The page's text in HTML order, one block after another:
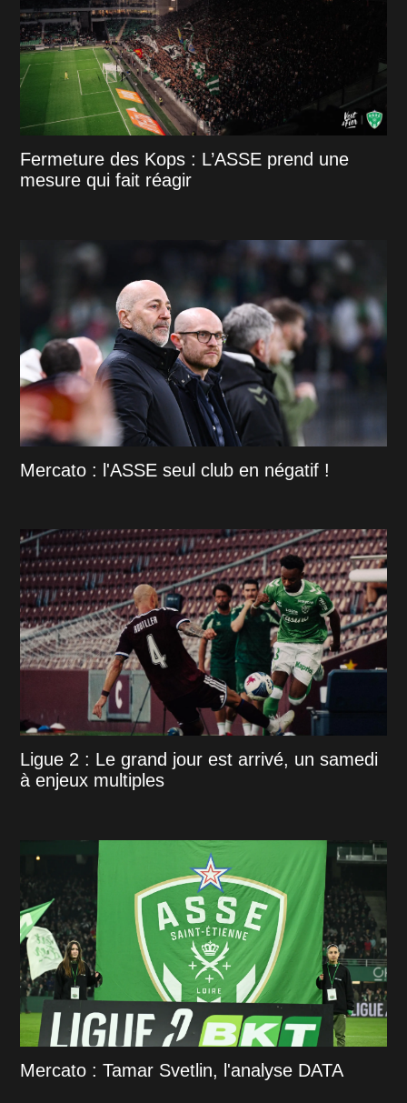
Fermeture des Kops : L’ASSE prend une
mesure qui fait réagir
Mercato : l'ASSE seul club en négatif !
Ligue 2 : Le grand jour est arrivé, un samedi
à enjeux multiples
Mercato : Tamar Svetlin, l'analyse DATA